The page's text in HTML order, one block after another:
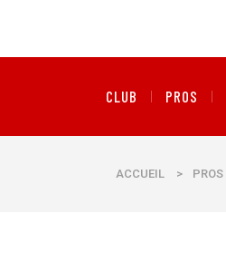
CLUB PROS
ACCUEIL > PROS